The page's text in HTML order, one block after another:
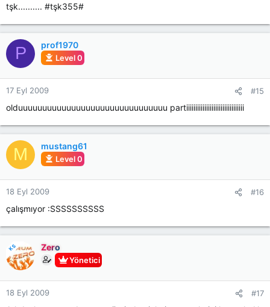
tşk.......... #tşk355#
P prof1970
Level 0
17 Eyl 2009 #15
olduuuuuuuuuuuuuuuuuuuuuuuuuuuuuuu partiiiiiiiiiiiiiiiiiiiiiiiiiiiiiiii
M mustang61
Level 0
18 Eyl 2009 #16
çalışmıyor :SSSSSSSSSS
KS Zero
Yönetici
18 Eyl 2009 #17